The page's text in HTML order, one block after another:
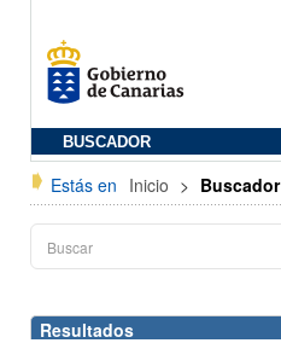
BUSCADOR
Estás en Inicio > Buscador
Resultados